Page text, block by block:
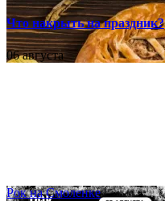
Что накрыть на праздник?
06 августа
Рок на Смоленке